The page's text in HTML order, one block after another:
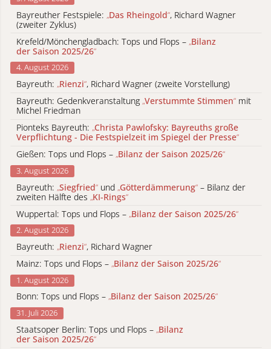
Bayreuther Festspiele: „Das Rheingold“, Richard Wagner
(zweiter Zyklus)
Krefeld/Mönchengladbach: Tops und Flops – „Bilanz
der Saison 2025/26“
4. August 2026
Bayreuth: „Rienzi“, Richard Wagner (zweite Vorstellung)
Bayreuth: Gedenkveranstaltung „Verstummte Stimmen“ mit
Michel Friedman
Pionteks Bayreuth: „Christa Pawlofsky: Bayreuths große
Verpflichtung - Die Festspielzeit im Spiegel der Presse“
Gießen: Tops und Flops – „Bilanz der Saison 2025/26“
3. August 2026
Bayreuth: „Siegfried“ und „Götterdämmerung“ – Bilanz der
zweiten Hälfte des „KI-Rings“
Wuppertal: Tops und Flops – „Bilanz der Saison 2025/26“
2. August 2026
Bayreuth: „Rienzi“, Richard Wagner
Mainz: Tops und Flops – „Bilanz der Saison 2025/26“
1. August 2026
Bonn: Tops und Flops – „Bilanz der Saison 2025/26“
31. Juli 2026
Staatsoper Berlin: Tops und Flops – „Bilanz
der Saison 2025/26“